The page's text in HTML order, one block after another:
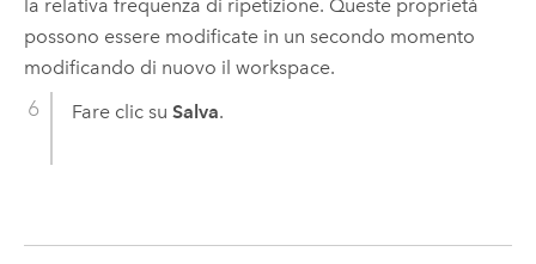
la relativa frequenza di ripetizione. Queste proprietà
possono essere modificate in un secondo momento
modificando di nuovo il workspace.
Fare clic su Salva.